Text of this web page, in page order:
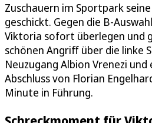
Zuschauern im Sportpark
geschickt. Gegen die B-
Viktoria sofort überlegen und
schönen Angriff über die linke
Neuzugang Albion Vrenezi und
Abschluss von Florian
Minute in Führung.